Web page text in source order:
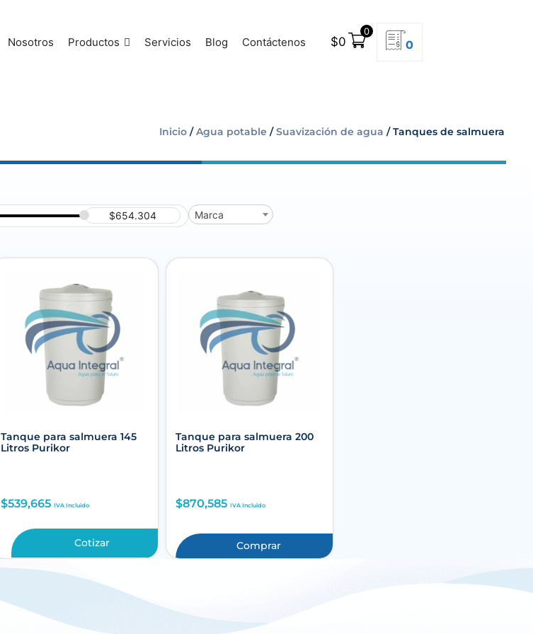
Nosotros Productos Servicios Blog Contáctenos $0
0
0
Inicio /Agua potable /Suavización de agua / Tanques de salmuera
$654.304 Marca
Tanque para salmuera 145
Litros Purikor
$539,665 IVA Incluido
Cotizar
Tanque para salmuera 200
Litros Purikor
$870,585 IVA Incluido
Comprar